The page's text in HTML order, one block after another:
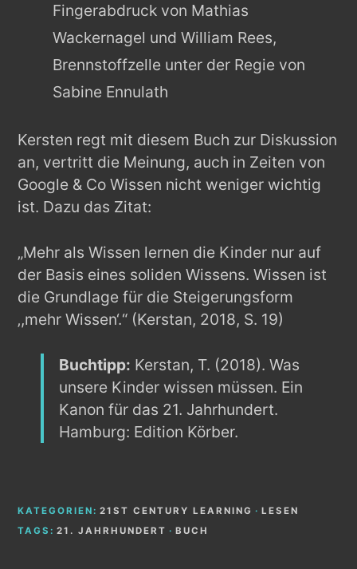
Fingerabdruck von Mathias
Wackernagel und William Rees,
Brennstoffzelle unter der Regie von
Sabine Ennulath
Kersten regt mit diesem Buch zur Diskussion
an, vertritt die Meinung, auch in Zeiten von
Google & Co Wissen nicht weniger wichtig
ist. Dazu das Zitat:
„Mehr als Wissen lernen die Kinder nur auf
der Basis eines soliden Wissens. Wissen ist
die Grundlage für die Steigerungsform
‚,mehr Wissen‘.“ (Kerstan, 2018, S. 19)
Buchtipp: Kerstan, T. (2018). Was
unsere Kinder wissen müssen. Ein
Kanon für das 21. Jahrhundert.
Hamburg: Edition Körber.
KATEGORIEN: 21ST CENTURY LEARNING · LESEN
TAGS: 21. JAHRHUNDERT · BUCH